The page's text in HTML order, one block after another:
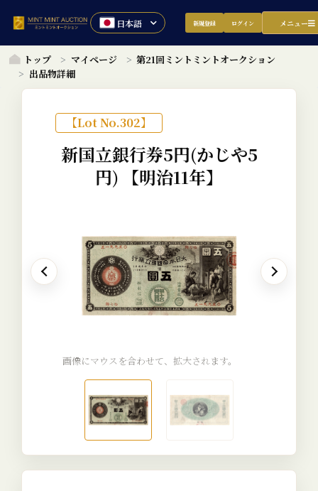
新規登録 ログイン メニュー
トップ マイページ
第21回ミントミントオークション
出品物詳細
【Lot No.302】
新国立銀行券5円(かじや5
円) 【明治11年】
画像にマウスを合わせて、拡大されます。